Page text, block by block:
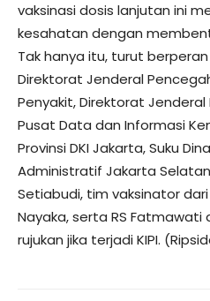
vaksinasi dosis lanjutan ini
kesahatan dengan
Tak hanya itu, turut
Direktorat Jenderal
Penyakit, Direktorat
Pusat Data dan Informasi
Provinsi DKI Jakarta, Suku
Administratif Jakarta
Setiabudi, tim vaksinator dari
Nayaka, serta RS
rujukan jika terjadi KIPI.